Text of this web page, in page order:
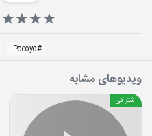
#
Pocoyo
ویدیوهای مشابه
اشتراکی